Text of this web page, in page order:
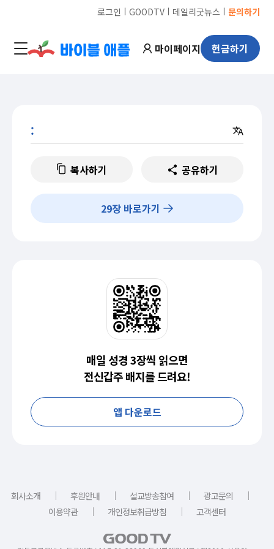
로그인 ㅣ GOODTVㅣ 데일리굿뉴스 ㅣ 문의하기
마이페이지 헌금하기
:
복사하기 공유하기
29장 바로가기
매일 성경 3장씩 읽으면
전신갑주 배지를 드려요!
앱 다운로드
회사소개 ｜ 후원안내 ｜ 설교방송참여 ｜ 광고문의
｜
이용약관
｜ 개인정보취급방침 ｜ 고객센터